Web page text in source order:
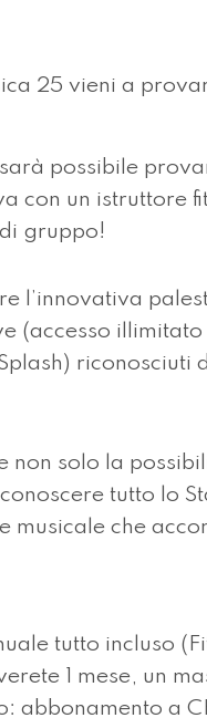
25 vieni a
possibile
con un istruttore
gruppo!
l’innovativa
(accesso illimitato
riconosciuti
non solo la
tutto lo
musicale che
tutto incluso
1 mese, un
abbonamento a